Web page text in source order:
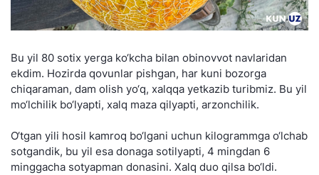
Bu yil 80 sotix yerga ko‘kcha bilan obinovvot navlaridan
ekdim. Hozirda qovunlar pishgan, har kuni bozorga
chiqaraman, dam olish yo‘q, xalqqa yetkazib turibmiz. Bu yil
mo‘lchilik bo‘lyapti, xalq maza qilyapti, arzonchilik.
O‘tgan yili hosil kamroq bo‘lgani uchun kilogrammga o‘lchab
sotgandik, bu yil esa donaga sotilyapti, 4 mingdan 6
minggacha sotyapman donasini. Xalq duo qilsa bo‘ldi.